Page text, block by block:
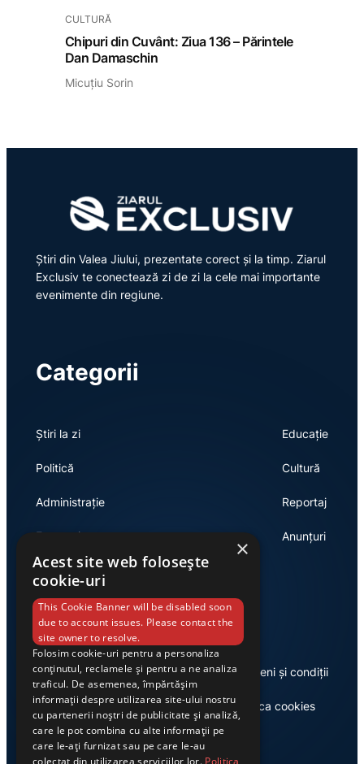
CULTURĂ
Chipuri din Cuvânt: Ziua 136 – Părintele
Dan Damaschin
Micuțiu Sorin
Știri din Valea Jiului, prezentate corect și la timp. Ziarul
Exclusiv te conectează zi de zi la cele mai importante
evenimente din regiune.
Categorii
Știri la zi
Politică
Administrație
Economie
Educație
Cultură
Reportaj
Anunțuri
Link-uri utile
Despre noi
Casa de editură Exclusiv
Termeni și condiții
Politica cookies
×
Acest site web folosește
cookie-uri
This Cookie Banner will be disabled soon
due to account issues. Please contact the
site owner to resolve.
Folosim cookie-uri pentru a personaliza
conținutul, reclamele și pentru a ne analiza
traficul. De asemenea, împărtășim
informații despre utilizarea site-ului nostru
cu partenerii noștri de publicitate și analiză,
care le pot combina cu alte informații pe
care le-ați furnizat sau pe care le-au
colectat din utilizarea serviciilor lor. Politica